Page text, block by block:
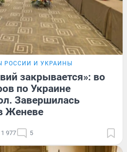
РОССИИ И УКРАИНЫ
закрывается»: во
по Украине
Завершилась
Женеве
1 977 5